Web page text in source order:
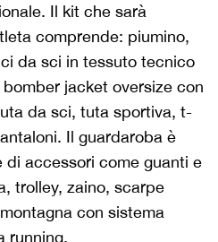
Il kit che sarà
comprende: piumino,
da sci in tessuto tecnico
jacket oversize con
da sci, tuta sportiva, t-
Il guardaroba è
accessori come guanti e
trolley, zaino, scarpe
con sistema
running.